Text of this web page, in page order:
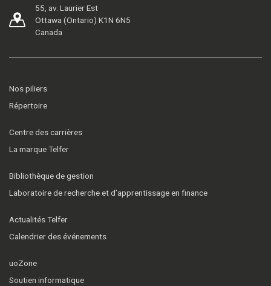
55, av. Laurier Est
Ottawa (Ontario) K1N 6N5
Canada
Nos piliers
Répertoire
Centre des carrières
La marque Telfer
Bibliothèque de gestion
Laboratoire de recherche et d’apprentissage en finance
Actualités Telfer
Calendrier des événements
uoZone
Soutien informatique